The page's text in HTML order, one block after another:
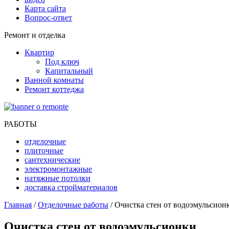
Карта сайта
Вопрос-ответ
Ремонт и отделка
Квартир
Под ключ
Капитальный
Ванной комнаты
Ремонт коттеджа
РАБОТЫ
отделочные
плиточные
сантехнические
электромонтажные
натяжные потолки
доставка стройматериалов
Главная /Отделочные работы / Очистка стен от